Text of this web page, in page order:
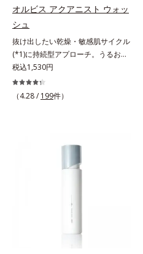
指します。無油分・無着色・無香
不使用(*5)・パラベンフリー、6つ
のフリー処方で徹底的に肌に寄り添
います。*1 乾燥と敏感をくり返す
こと*2 敏感肌対象連用テスト済
（すべての方のお肌に合うというこ
とではありません）*3 乾燥して敏
へ導く保湿成分、植物由来アミノ酸
え、すこやかに保つ保湿成分、微生
荒れを防ぐ保湿成分*5 ウォッシュ
を除くLM＝さっぱり高保湿タイプ
（脂性肌～普通肌）RM＝しっとり
オルビス アクアニスト ウォッ
シュ
抜け出したい乾燥・敏感肌サイクル
(*1)に持続型アプローチ。うるおい
を追求した敏感肌用保湿スキンケア
(*2)。うるおいを逃し、刺激を受け
やすい角層の“乾燥敏感スランプ
「オルビス アクアニスト」。乾燥
る持続型トリプルアミノ酸(*4)を配
どまってうるおいを蓄えてくれま
す。刺激を受けやすくなった角層を
うるおいで満たし、脱・敏感肌を目
指します。無油分・無着色・無香
税込1,530円
（4.28 / 199件）